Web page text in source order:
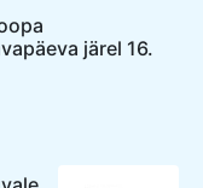
järel 16.